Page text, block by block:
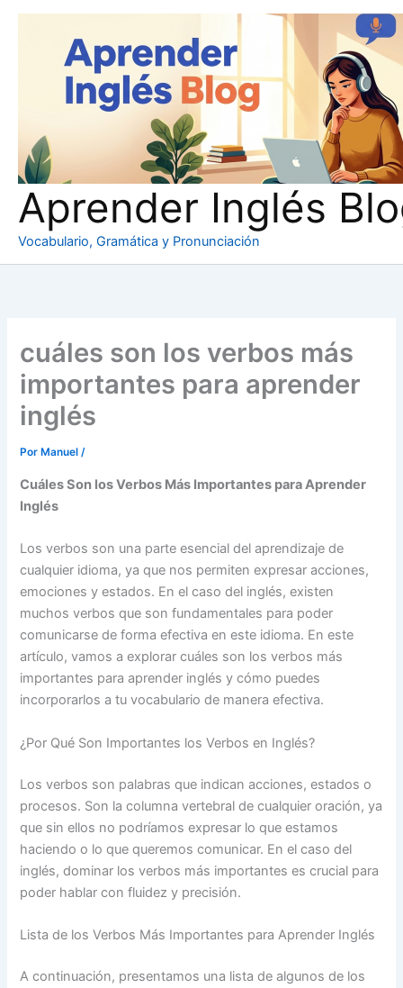
Aprender Inglés
Vocabulario, Gramática y Pronunciación
cuáles son los verbos más
importantes para aprender
inglés
Por Manuel/
Cuáles Son los Verbos Más Importantes para Aprender
Inglés
Los verbos son una parte esencial del aprendizaje de
cualquier idioma, ya que nos permiten expresar acciones,
emociones y estados. En el caso del inglés, existen
muchos verbos que son fundamentales para poder
comunicarse de forma efectiva en este idioma. En este
artículo, vamos a explorar cuáles son los verbos más
importantes para aprender inglés y cómo puedes
incorporarlos a tu vocabulario de manera efectiva.
¿Por Qué Son Importantes los Verbos en Inglés?
Los verbos son palabras que indican acciones, estados o
procesos. Son la columna vertebral de cualquier oración, ya
que sin ellos no podríamos expresar lo que estamos
haciendo o lo que queremos comunicar. En el caso del
inglés, dominar los verbos más importantes es crucial para
poder hablar con fluidez y precisión.
Lista de los Verbos Más Importantes para Aprender Inglés
A continuación, presentamos una lista de algunos de los